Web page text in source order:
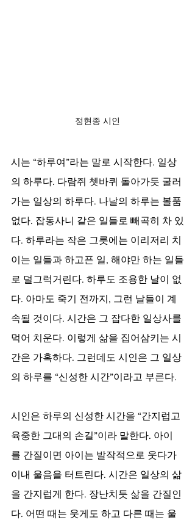
정현종 시인
시는 “하루여”라는 말로 시작한다. 일상
의 하루다. 다람쥐 쳇바퀴 돌아가듯 굴러
가는 일상의 하루다. 나날의 하루는 볼품
없다. 잡동사니 같은 일들로 빼곡히 차 있
다. 하루라는 작은 그릇에는 이리저리 치
이는 일들과 하고픈 일, 해야만 하는 일들
로 덜그럭거린다. 하루도 조용한 날이 없
다. 아마도 죽기 전까지, 그런 날들이 계
속될 것이다. 시간은 그 잡다한 일상사를
먹어 치운다. 이렇게 삶을 집어삼키는 시
간은 가혹하다. 그런데도 시인은 그 일상
의 하루를 “신성한 시간”이라고 부른다.
시인은 하루의 신성한 시간을 “간지럽고
육중한 그대의 손길”이라 말한다. 아이
를 간질이면 아이는 발작적으로 웃다가
이내 울음을 터트린다. 시간은 일상의 삶
을 간지럽게 한다. 장난치듯 삶을 간질인
다. 어떤 때는 웃게도 하고 다른 때는 울